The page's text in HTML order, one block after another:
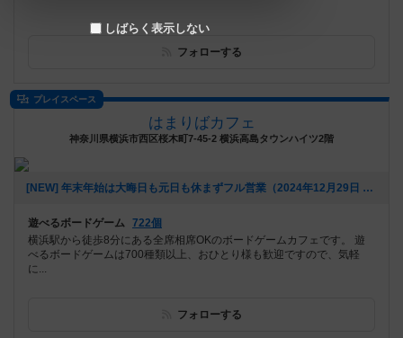
フォローする
プレイスペース
はまりばカフェ
神奈川県横浜市西区桜木町7-45-2 横浜高島タウンハイツ2階
[NEW] 年末年始は大晦日も元日も休まずフル営業（2024年12月29日 20時19分）
遊べるボードゲーム 722個
横浜駅から徒歩8分にある全席相席OKのボードゲームカフェです。 遊
べるボードゲームは700種類以上、おひとり様も歓迎ですので、気軽
に...
フォローする
しばらく表示しない